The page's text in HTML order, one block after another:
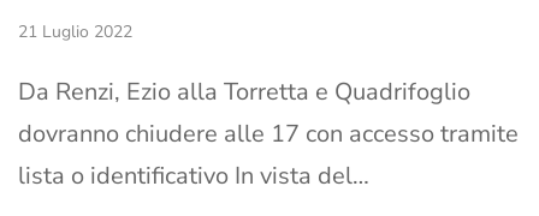
21 Luglio 2022
Da Renzi, Ezio alla Torretta e Quadrifoglio
dovranno chiudere alle 17 con accesso tramite
lista o identificativo In vista del…